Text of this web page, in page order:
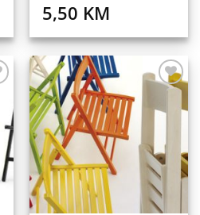
5,50 KM
listu